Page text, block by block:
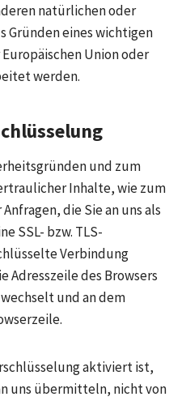
natürlichen oder
Gründen eines wichtigen
Union oder
werden.
und zum
Inhalte, wie zum
die Sie an uns als
SSL- bzw. TLS-
Verbindung
Adresszeile des Browsers
und an dem
aktiviert ist,
uns übermitteln, nicht von